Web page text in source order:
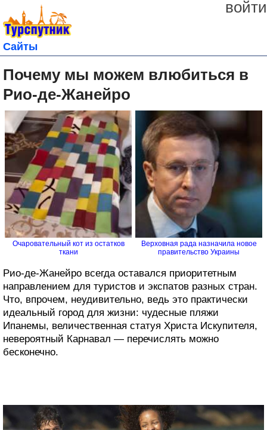
войти
Сайты
Почему мы можем влюбиться в
Рио-де-Жанейро
Очаровательный кот из остатков
ткани
Верховная рада назначила новое
правительство Украины
Рио-де-Жанейро всегда оставался приоритетным
направлением для туристов и экспатов разных стран.
Что, впрочем, неудивительно, ведь это практически
идеальный город для жизни: чудесные пляжи
Ипанемы, величественная статуя Христа Искупителя,
невероятный Карнавал — перечислять можно
бесконечно.